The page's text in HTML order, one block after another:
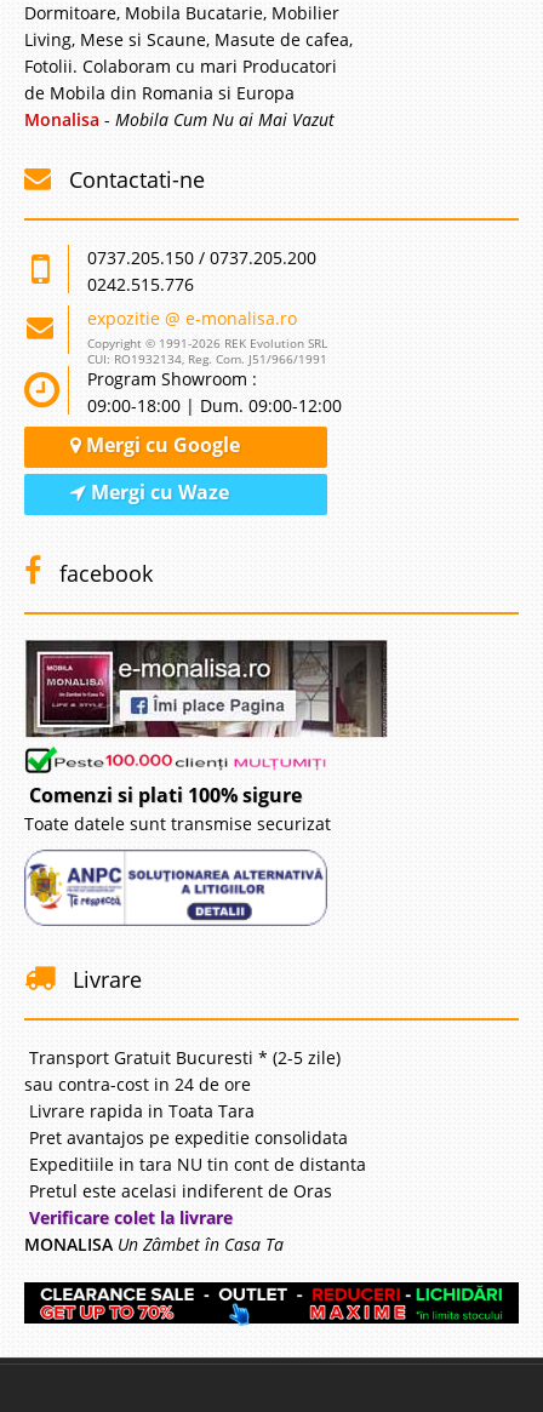
Dormitoare, Mobila Bucatarie, Mobilier
Living, Mese si Scaune, Masute de cafea,
Fotolii. Colaboram cu mari Producatori
de Mobila din Romania si Europa
Monalisa - Mobila Cum Nu ai Mai Vazut
Contactati-ne
0737.205.150 / 0737.205.200
0242.515.776
expozitie @ e-monalisa.ro
Copyright © 1991-2026 REK Evolution SRL
CUI: RO1932134, Reg. Com. J51/966/1991
Program Showroom :
09:00-18:00 | Dum. 09:00-12:00
Mergi cu Google
Mergi cu Waze
facebook
Comenzi si plati 100% sigure
Toate datele sunt transmise securizat
Livrare
Transport Gratuit Bucuresti * (2-5 zile)
sau contra-cost in 24 de ore
Livrare rapida in Toata Tara
Pret avantajos pe expeditie consolidata
Expeditiile in tara NU tin cont de distanta
Pretul este acelasi indiferent de Oras
Verificare colet la livrare
MONALISA Un Zâmbet în Casa Ta